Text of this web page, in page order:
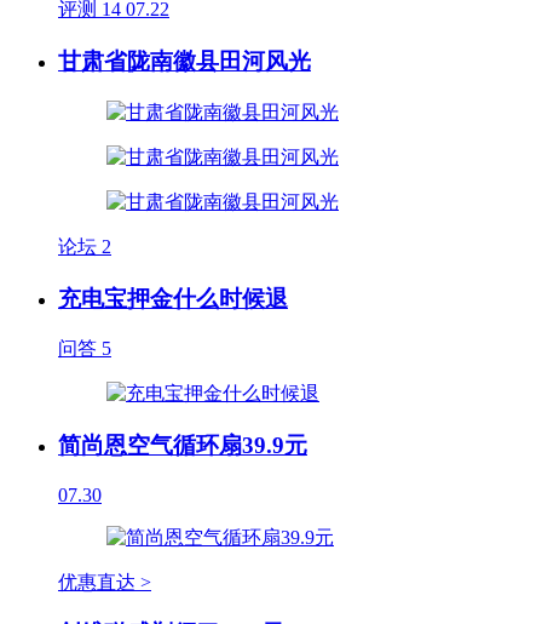
评测 14 07.22
甘肃省陇南徽县田河风光
论坛 2
充电宝押金什么时候退
问答 5
简尚恩空气循环扇39.9元
07.30
优惠直达 >